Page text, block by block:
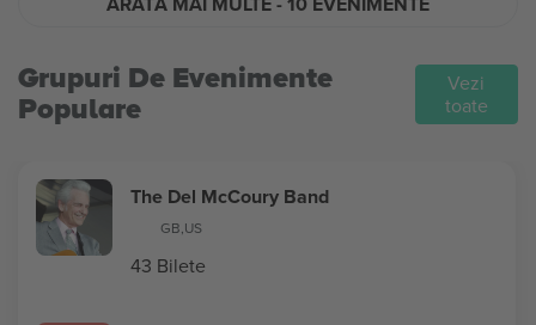
Grupuri De Evenimente
Populare
Vezi
toate
The Del McCoury Band
GB,US
43 Bilete